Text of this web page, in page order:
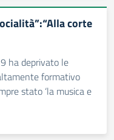
corte
ha deprivato le
formativo
stato ‘la musica e